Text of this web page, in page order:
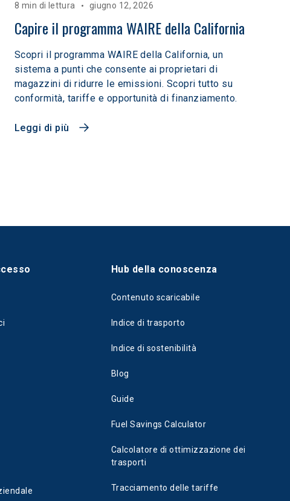
8 min di lettura giugno 12, 2026
Capire il programma WAIRE della California
Scopri il programma WAIRE della California, un
sistema a punti che consente ai proprietari di
magazzini di ridurre le emissioni. Scopri tutto su
conformità, tariffe e opportunità di finanziamento.
Leggi di più
Hub della conoscenza
Contenuto scaricabile
Indice di trasporto
Indice di sostenibilità
Blog
Guide
Fuel Savings Calculator
Calcolatore di ottimizzazione dei
trasporti
Tracciamento delle tariffe